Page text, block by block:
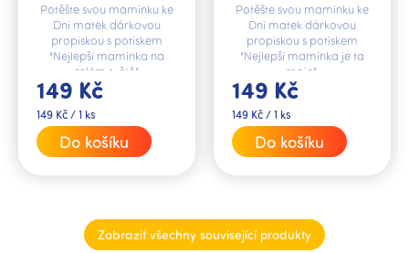
Den matek
149 Kč
Měrná
cena:
149 Kč / 1 ks
Do košíku
Potěšte svou maminku ke
Dni matek dárkovou
propiskou s potiskem
"Nejlepší maminka na
celém světě".
matek
149 Kč
Měrná
cena:
149 Kč / 1 ks
Do košíku
Potěšte svou maminku ke
Dni matek dárkovou
propiskou s potiskem
"Nejlepší maminka je ta
moje".
Zobrazit všechny související produkty